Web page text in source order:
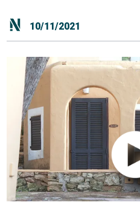
10/11/2021